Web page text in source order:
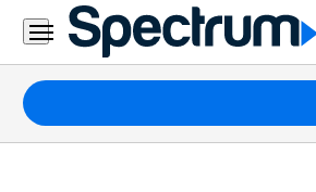
Residencial
Business
Paquetes
Internet